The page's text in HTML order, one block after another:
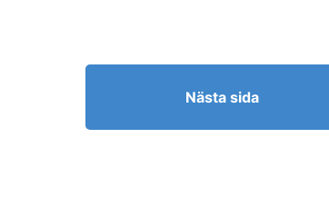
Nästa sida